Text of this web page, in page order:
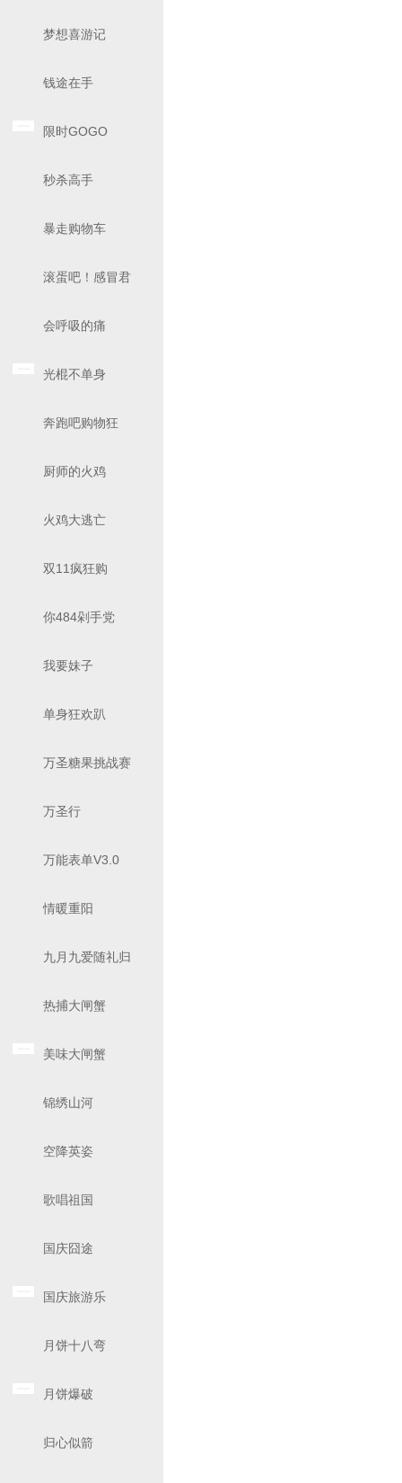
梦想喜游记
钱途在手
限时GOGO
秒杀高手
暴走购物车
滚蛋吧！感冒君
会呼吸的痛
光棍不单身
奔跑吧购物狂
厨师的火鸡
火鸡大逃亡
双11疯狂购
你484剁手党
我要妹子
单身狂欢趴
万圣糖果挑战赛
万圣行
万能表单V3.0
情暖重阳
九月九爱随礼归
热捕大闸蟹
美味大闸蟹
锦绣山河
空降英姿
歌唱祖国
国庆囧途
国庆旅游乐
月饼十八弯
月饼爆破
归心似箭